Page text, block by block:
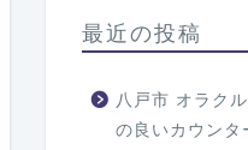
最近の投稿
八戸市 オラク
の良いカウンタ